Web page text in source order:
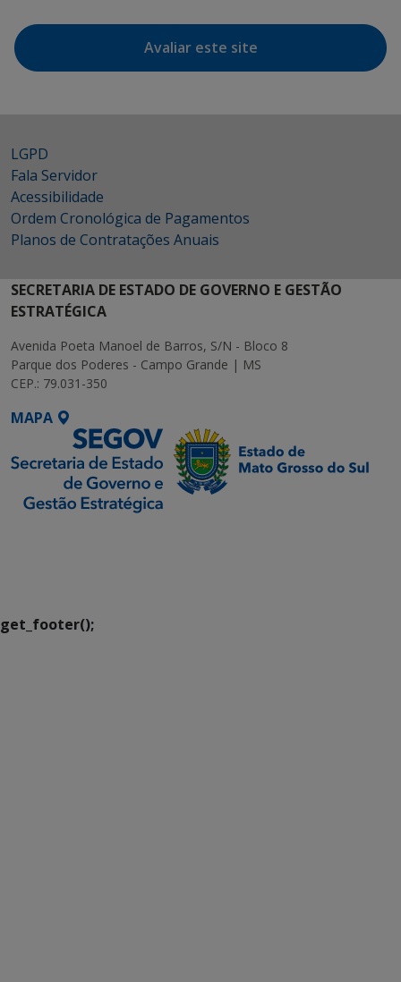
Avaliar este site
LGPD
Fala Servidor
Acessibilidade
Ordem Cronológica de Pagamentos
Planos de Contratações Anuais
SECRETARIA DE ESTADO DE GOVERNO E GESTÃO
ESTRATÉGICA
Avenida Poeta Manoel de Barros, S/N - Bloco 8
Parque dos Poderes - Campo Grande | MS
CEP.: 79.031-350
MAPA
get_footer();